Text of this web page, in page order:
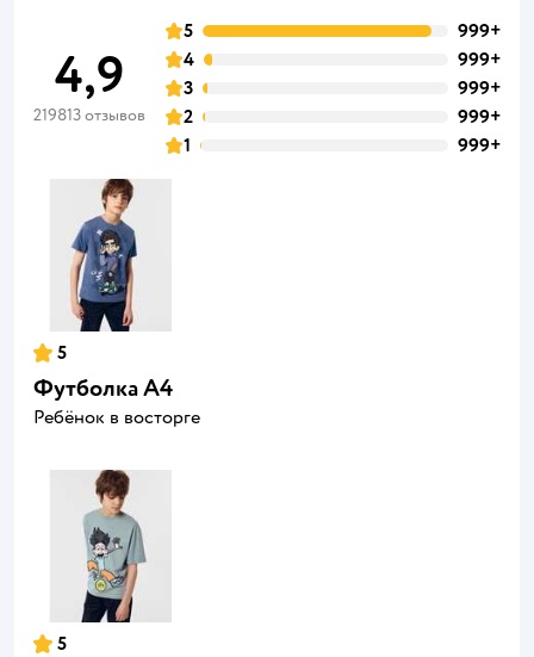
4,9
219813 отзывов
5
999+
4
999+
3
999+
2
999+
1
999+
5
Футболка А4
Ребёнок в восторге
5